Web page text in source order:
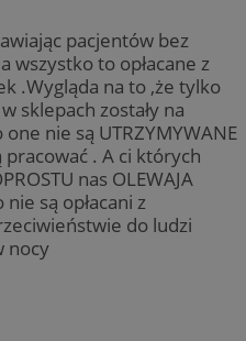
pacjentów bez
wszystko to opłacane z
.Wygląda na to ,że tylko
sklepach zostały na
nie są UTRZYMYWANE
. A ci których
nas OLEWAJA
są opłacani z
do ludzi
nocy